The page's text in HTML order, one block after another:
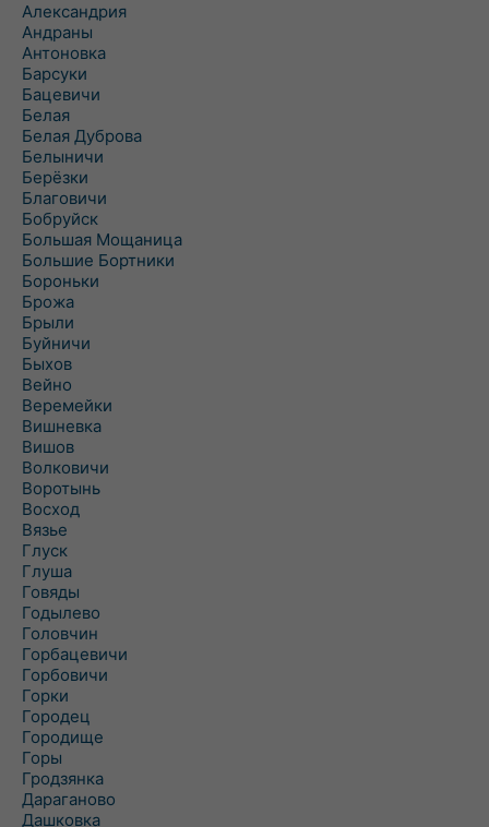
Александрия
Андраны
Антоновка
Барсуки
Бацевичи
Белая
Белая Дуброва
Белыничи
Берёзки
Благовичи
Бобруйск
Большая Мощаница
Большие Бортники
Бороньки
Брожа
Брыли
Буйничи
Быхов
Вейно
Веремейки
Вишневка
Вишов
Волковичи
Воротынь
Восход
Вязье
Глуск
Глуша
Говяды
Годылево
Головчин
Горбацевичи
Горбовичи
Горки
Городец
Городище
Горы
Гродзянка
Дараганово
Дашковка